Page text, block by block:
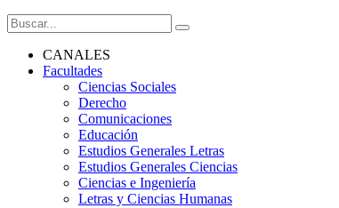
CANALES
Facultades
Ciencias Sociales
Derecho
Comunicaciones
Educación
Estudios Generales Letras
Estudios Generales Ciencias
Ciencias e Ingeniería
Letras y Ciencias Humanas